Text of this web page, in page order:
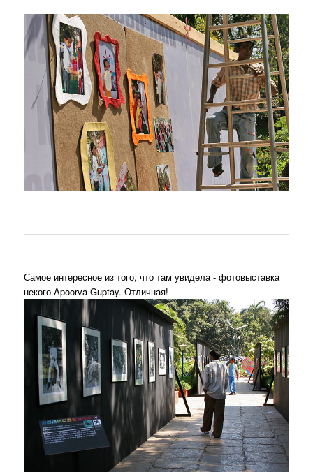
Самое интересное из того, что там увидела - фотовыставка
некого Apoorva Guptay. Отличная!